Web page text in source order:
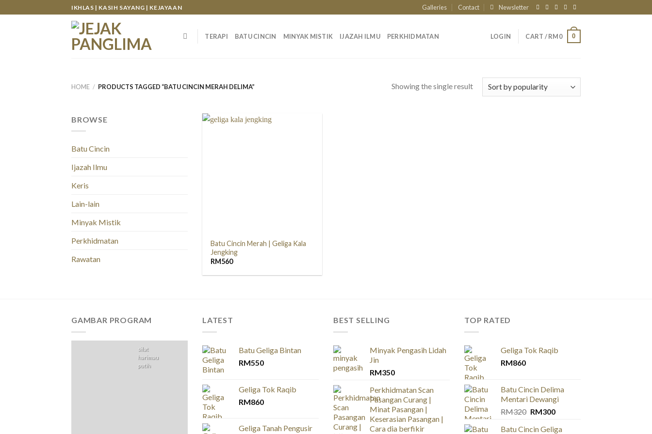
to
IKHLAS | KASIH SAYANG | KEJAYAAN Galleries Contact Newsletter
TERAPI BATU CINCIN MINYAK MISTIK IJAZAH ILMU PERKHIDMATAN LOGIN CART /RM0 0
HOME / PRODUCTS TAGGED “BATU CINCIN MERAH DELIMA” Showing the single result
BROWSE
Batu Cincin
Ijazah Ilmu
Keris
Lain-lain
Minyak Mistik
Perkhidmatan
Rawatan
Batu Cincin Merah | Geliga Kala
Jengking
RM560
GAMBAR PROGRAM
silat
harimau
putih
LATEST
Batu Geliga Bintan
RM550
Geliga Tok Raqib
RM860
Geliga Tanah Pengusir
BEST SELLING
Minyak Pengasih Lidah
Jin
RM350
Perkhidmatan Scan
Pasangan Curang |
Minat Pasangan |
Keserasian Pasangan |
Cara dia berfikir
TOP RATED
Geliga Tok Raqib
RM860
Batu Cincin Delima
Mentari Dewangi
RM320 Original
was:
RM300Current
is:
Batu Cincin Geliga